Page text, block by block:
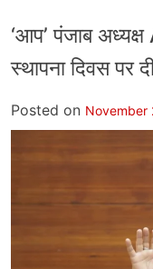
‘आप’ पंजाब
स्थापना दिवस पर
Posted on November